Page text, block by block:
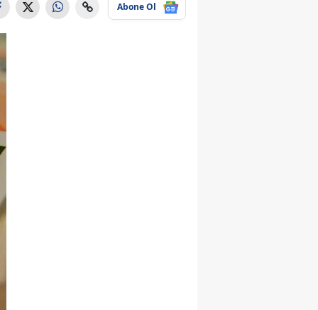
Abone Ol